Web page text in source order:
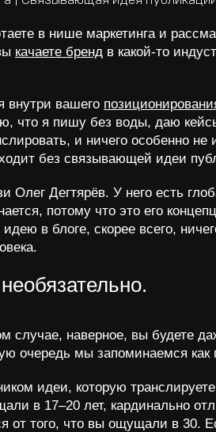
в нише маркетинга и
качаете бренд в какой-то
внутри вашего
что я пишу без воды, даю
и ничего особенно
без связывающей идеи
Дегтярёв. У него есть
потому что это его
в блоге, скорее всего,
случае, наверное, вы будете
очередь мы запоминаемся как
идеи, которую
в 17–20 лет, кардинально
от того, что вы ощущали в 30.